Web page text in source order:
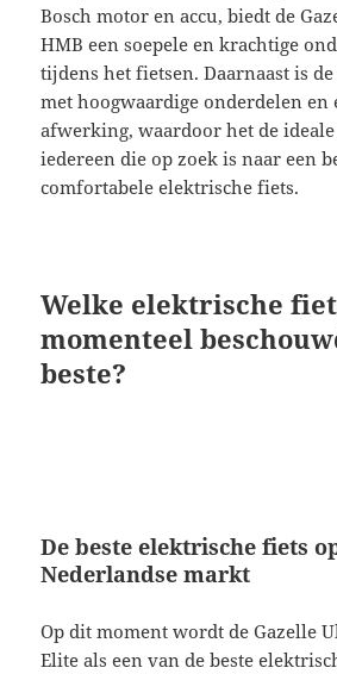
Bosch motor en accu, biedt de
HMB een soepele en krachtige
tijdens het fietsen. Daarnaast is
met hoogwaardige onderdelen en
afwerking, waardoor het de
iedereen die op zoek is naar een
comfortabele elektrische fiets.
Welke elektrische
momenteel
beste?
De beste elektrische fiets
Nederlandse markt
Op dit moment wordt de Gazelle
Elite als een van de beste